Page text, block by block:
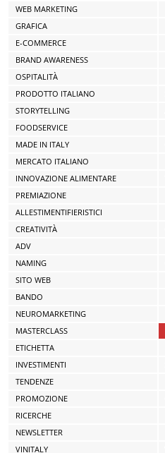
WEB MARKETING
GRAFICA
E-COMMERCE
BRAND AWARENESS
OSPITALITÀ
PRODOTTO ITALIANO
STORYTELLING
FOODSERVICE
MADE IN ITALY
MERCATO ITALIANO
INNOVAZIONE ALIMENTARE
PREMIAZIONE
ALLESTIMENTIFIERISTICI
CREATIVITÀ
ADV
NAMING
SITO WEB
BANDO
NEUROMARKETING
MASTERCLASS
ETICHETTA
INVESTIMENTI
TENDENZE
PROMOZIONE
RICERCHE
NEWSLETTER
VINITALY